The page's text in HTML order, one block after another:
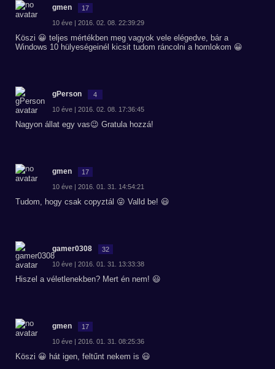
gmen 17
10 éve | 2016. 02. 08. 22:39:29
Köszi 😀 teljes mértékben meg vagyok vele elégedve, bár a
Windows 10 hülyeségeinél kicsit tudom ráncolni a homlokom 😀
gPerson 4
10 éve | 2016. 02. 08. 17:36:45
Nagyon állat egy vas😉 Gratula hozzá!
gmen 17
10 éve | 2016. 01. 31. 14:54:21
Tudom, hogy csak copyztál 😜 Valld be! 😃
gamer0308 32
10 éve | 2016. 01. 31. 13:33:38
Hiszel a véletlenekben? Mert én nem! 😃
gmen 17
10 éve | 2016. 01. 31. 08:25:36
Köszi 😀 hát igen, feltűnt nekem is 😃